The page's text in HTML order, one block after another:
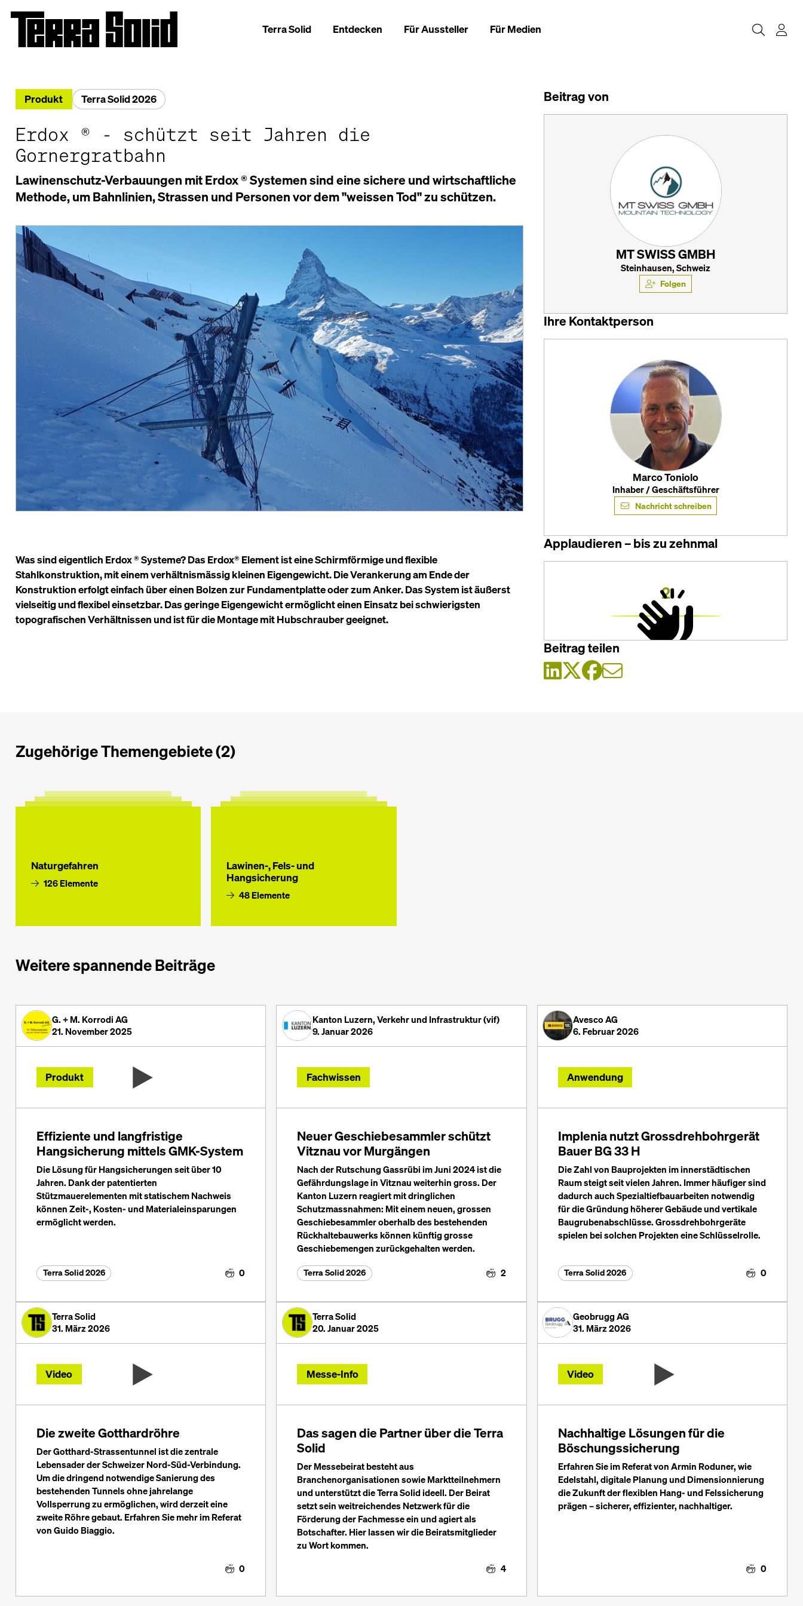
Terra Solid Entdecken Für Aussteller Für Medien
Produkt Terra Solid 2026
Erdox ® - schützt seit Jahren die
Gornergratbahn
Lawinenschutz-Verbauungen mit Erdox ® Systemen sind eine sichere und wirtschaftliche
Methode, um Bahnlinien, Strassen und Personen vor dem "weissen Tod" zu schützen.
Was sind eigentlich Erdox ® Systeme? Das Erdox® Element ist eine Schirmförmige und flexible
Stahlkonstruktion, mit einem verhältnismässig kleinen Eigengewicht. Die Verankerung am Ende der
Konstruktion erfolgt einfach über einen Bolzen zur Fundamentplatte oder zum Anker. Das System ist äußerst
vielseitig und flexibel einsetzbar. Das geringe Eigengewicht ermöglicht einen Einsatz bei schwierigsten
topografischen Verhältnissen und ist für die Montage mit Hubschrauber geeignet.
Beitrag von
MT SWISS GMBH
Steinhausen, Schweiz
Folgen
Ihre Kontaktperson
Marco Toniolo
Inhaber / Geschäftsführer
Nachricht schreiben
Applaudieren – bis zu zehnmal
2
Beitrag teilen
Zugehörige Themengebiete (2)
Naturgefahren
126 Elemente
Lawinen-, Fels- und
Hangsicherung
48 Elemente
Weitere spannende Beiträge
G. + M. Korrodi AG
21. November 2025
Produkt
Effiziente und langfristige
Hangsicherung mittels GMK-System
Die Lösung für Hangsicherungen seit über 10
Jahren. Dank der patentierten
Stützmauerelementen mit statischem Nachweis
können Zeit-, Kosten- und Materialeinsparungen
ermöglicht werden.
Terra Solid 2026 0
Kanton Luzern, Verkehr und Infrastruktur (vif)
9. Januar 2026
Fachwissen
Neuer Geschiebesammler schützt
Vitznau vor Murgängen
Nach der Rutschung Gassrübi im Juni 2024 ist die
Gefährdungslage in Vitznau weiterhin gross. Der
Kanton Luzern reagiert mit dringlichen
Schutzmassnahmen: Mit einem neuen, grossen
Geschiebesammler oberhalb des bestehenden
Rückhaltebauwerks können künftig grosse
Geschiebemengen zurückgehalten werden.
Terra Solid 2026 2
Avesco AG
6. Februar 2026
Anwendung
Implenia nutzt Grossdrehbohrgerät
Bauer BG 33 H
Die Zahl von Bauprojekten im innerstädtischen
Raum steigt seit vielen Jahren. Immer häufiger sind
dadurch auch Spezialtiefbauarbeiten notwendig
für die Gründung höherer Gebäude und vertikale
Baugrubenabschlüsse. Grossdrehbohrgeräte
spielen bei solchen Projekten eine Schlüsselrolle.
Terra Solid 2026 0
Terra Solid
31. März 2026
Video
Die zweite Gotthardröhre
Der Gotthard-Strassentunnel ist die zentrale
Lebensader der Schweizer Nord-Süd-Verbindung.
Um die dringend notwendige Sanierung des
bestehenden Tunnels ohne jahrelange
Vollsperrung zu ermöglichen, wird derzeit eine
zweite Röhre gebaut. Erfahren Sie mehr im Referat
von Guido Biaggio.
0
Terra Solid
20. Januar 2025
Messe-Info
Das sagen die Partner über die Terra
Solid
Der Messebeirat besteht aus
Branchenorganisationen sowie Marktteilnehmern
und unterstützt die Terra Solid ideell. Der Beirat
setzt sein weitreichendes Netzwerk für die
Förderung der Fachmesse ein und agiert als
Botschafter. Hier lassen wir die Beiratsmitglieder
zu Wort kommen.
4
Geobrugg AG
31. März 2026
Video
Nachhaltige Lösungen für die
Böschungssicherung
Erfahren Sie im Referat von Armin Roduner, wie
Edelstahl, digitale Planung und Dimensionnierung
die Zukunft der flexiblen Hang- und Felssicherung
prägen – sicherer, effizienter, nachhaltiger.
0